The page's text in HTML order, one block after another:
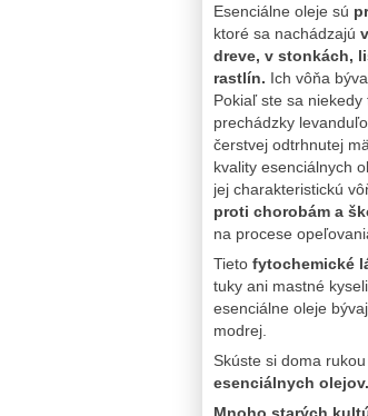
Esenciálne oleje sú
ktoré sa nachádzajú
dreve, v stonkách,
rastlín. Ich vôňa
Pokiaľ ste sa
prechádzky
čerstvej odtrhnutej
kvality esenciálnych
jej charakteristickú
proti chorobám a
na procese
Tieto fytochemické
tuky ani mastné
esenciálne oleje
modrej.
Skúste si doma
esenciálnych olejov.